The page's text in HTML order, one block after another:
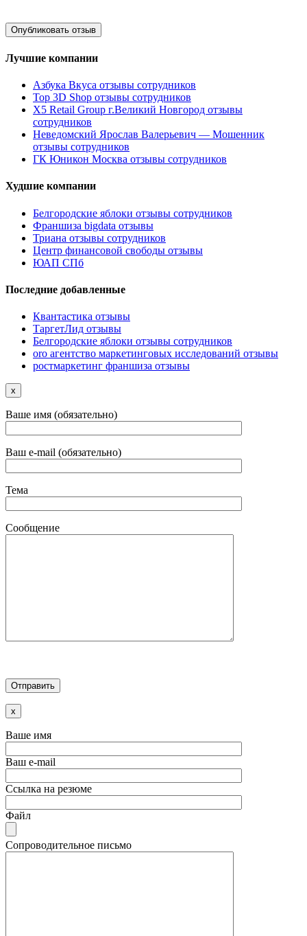
Лучшие компании
Азбука Вкуса отзывы сотрудников
Top 3D Shop отзывы сотрудников
X5 Retail Group г.Великий Новгород отзывы
сотрудников
Неведомский Ярослав Валерьевич — Мошенник
отзывы сотрудников
ГК Юникон Москва отзывы сотрудников
Худшие компании
Белгородские яблоки отзывы сотрудников
Франшиза bigdata отзывы
Триана отзывы сотрудников
Центр финансовой свободы отзывы
ЮАП СПб
Последние добавленные
Квантастика отзывы
ТаргетЛид отзывы
Белгородские яблоки отзывы сотрудников
oro агентство маркетинговых исследований отзывы
ростмаркетинг франшиза отзывы
x
Ваше имя (обязательно)
Ваш e-mail (обязательно)
Тема
Сообщение
x
Ваше имя
Ваш e-mail
Ссылка на резюме
Файл
Сопроводительное письмо